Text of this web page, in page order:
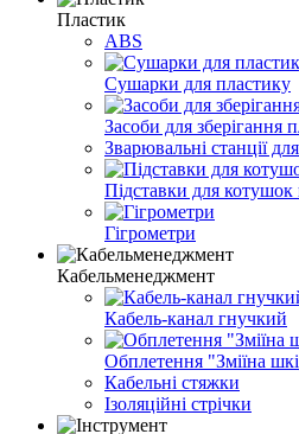
Пластик
ABS
Сушарки для пластику
Засоби для зберігання
Зварювальні станції
Підставки для котушок
Гігрометри
Кабельменеджмент
Кабель-канал гнучкий
Обплетення "Зміїна
Кабельні стяжки
Ізоляційні стрічки